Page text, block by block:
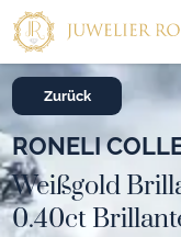
Zurück
RONELI
Weißgold
0.40ct